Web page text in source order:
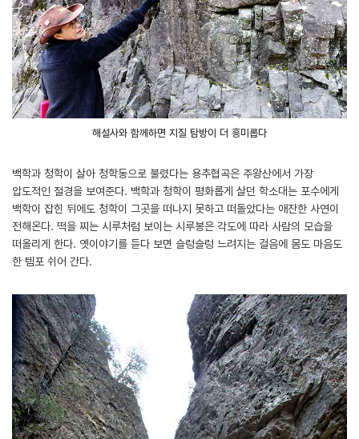
해설사와 함께하면 지질 탐방이 더 흥미롭다
백학과 청학이 살아 청학동으로 불렸다는 용추협곡은 주왕산에서 가장
압도적인 절경을 보여준다. 백학과 청학이 평화롭게 살던 학소대는 포수에게
백학이 잡힌 뒤에도 청학이 그곳을 떠나지 못하고 떠돌았다는 애잔한 사연이
전해온다. 떡을 찌는 시루처럼 보이는 시루봉은 각도에 따라 사람의 모습을
떠올리게 한다. 옛이야기를 듣다 보면 슬렁슬렁 느려지는 걸음에 몸도 마음도
한 템포 쉬어 간다.